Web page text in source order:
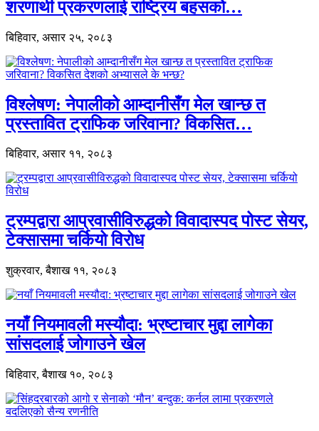
शरणार्थी प्रकरणलाई राष्ट्रिय बहसको…
बिहिवार, असार २५, २०८३
विश्लेषण: नेपालीको आम्दानीसँग मेल खान्छ त
प्रस्तावित ट्राफिक जरिवाना? विकसित…
बिहिवार, असार ११, २०८३
ट्रम्पद्वारा आप्रवासीविरुद्धको विवादास्पद पोस्ट सेयर,
टेक्सासमा चर्कियो विरोध
शुक्रवार, बैशाख ११, २०८३
नयाँ नियमावली मस्यौदा: भ्रष्टाचार मुद्दा लागेका
सांसदलाई जोगाउने खेल
बिहिवार, बैशाख १०, २०८३